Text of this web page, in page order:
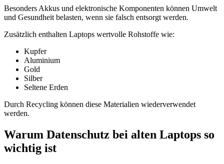
Besonders Akkus und elektronische Komponenten können Umwelt
und Gesundheit belasten, wenn sie falsch entsorgt werden.
Zusätzlich enthalten Laptops wertvolle Rohstoffe wie:
Kupfer
Aluminium
Gold
Silber
Seltene Erden
Durch Recycling können diese Materialien wiederverwendet
werden.
Warum Datenschutz bei alten Laptops so
wichtig ist